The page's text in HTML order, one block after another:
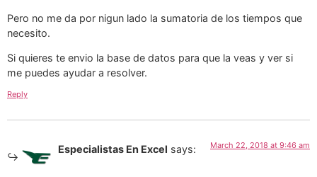
Pero no me da por nigun lado la sumatoria de los tiempos que
necesito.
Si quieres te envio la base de datos para que la veas y ver si
me puedes ayudar a resolver.
Reply
Especialistas En Excel says: March 22, 2018 at 9:46 am